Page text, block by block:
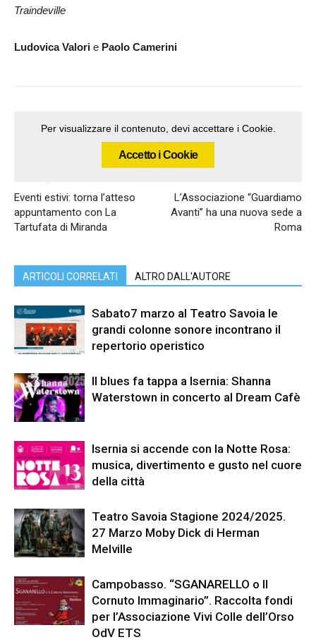
Traindeville
Ludovica Valori e Paolo Camerini
Per visualizzare il contenuto, devi accettare i Cookie.
Accetto i Cookie
Eventi estivi: torna l’atteso
appuntamento con La
Tartufata di Miranda
L’Associazione “Guardiamo
Avanti” ha una nuova sede a
Roma
ARTICOLI CORRELATI ALTRO DALL'AUTORE
Sabato7 marzo al Teatro Savoia le
grandi colonne sonore incontrano il
repertorio operistico
Il blues fa tappa a Isernia: Shanna
Waterstown in concerto al Dream Cafè
Isernia si accende con la Notte Rosa:
musica, divertimento e gusto nel cuore
della città
Teatro Savoia Stagione 2024/2025.
27 Marzo Moby Dick di Herman
Melville
Campobasso. “SGANARELLO o Il
Cornuto Immaginario”. Raccolta fondi
per l’Associazione Vivi Colle dell’Orso
OdV ETS